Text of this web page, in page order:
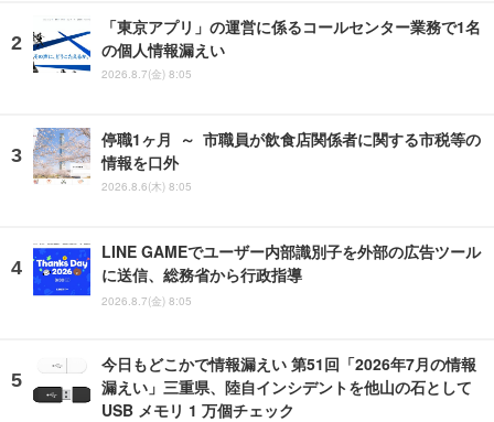
「東京アプリ」の運営に係るコールセンター業務で1名
の個人情報漏えい
2026.8.7(金) 8:05
停職1ヶ月 ～ 市職員が飲食店関係者に関する市税等の
情報を口外
2026.8.6(木) 8:05
LINE GAMEでユーザー内部識別子を外部の広告ツール
に送信、総務省から行政指導
2026.8.7(金) 8:05
今日もどこかで情報漏えい 第51回「2026年7月の情報
漏えい」三重県、陸自インシデントを他山の石として
USB メモリ 1 万個チェック